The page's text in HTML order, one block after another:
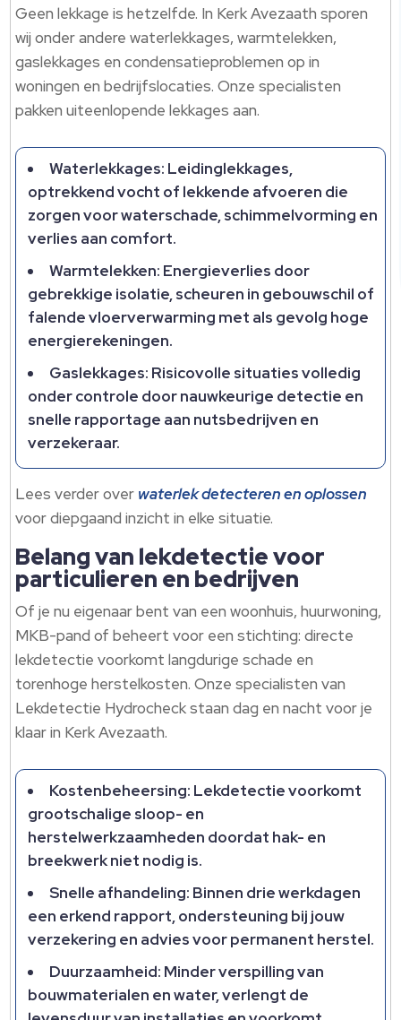
Geen lekkage is hetzelfde.​ In Kerk Avezaath sporen
wij onder andere waterlekkages, warmtelekken,
gaslekkages en condensatieproblemen op in
woningen en bedrijfslocaties.​ Onze specialisten
pakken uiteenlopende lekkages aan.​
Waterlekkages: Leidinglekkages,
optrekkend vocht of lekkende afvoeren die
zorgen voor waterschade, schimmelvorming en
verlies aan comfort.​
Warmtelekken: Energieverlies door
gebrekkige isolatie, scheuren in gebouwschil of
falende vloerverwarming met als gevolg hoge
energierekeningen.​
Gaslekkages: Risicovolle situaties volledig
onder controle door nauwkeurige detectie en
snelle rapportage aan nutsbedrijven en
verzekeraar.​
Lees verder over waterlek detecteren en oplossen
voor diepgaand inzicht in elke situatie.​
Belang van lekdetectie voor
particulieren en bedrijven
Of je nu eigenaar bent van een woonhuis, huurwoning,
MKB-pand of beheert voor een stichting: directe
lekdetectie voorkomt langdurige schade en
torenhoge herstelkosten.​ Onze specialisten van
Lekdetectie Hydrocheck staan dag en nacht voor je
klaar in Kerk Avezaath.​
Kostenbeheersing: Lekdetectie voorkomt
grootschalige sloop- en
herstelwerkzaamheden doordat hak- en
breekwerk niet nodig is.​
Snelle afhandeling: Binnen drie werkdagen
een erkend rapport, ondersteuning bij jouw
verzekering en advies voor permanent herstel.​
Duurzaamheid: Minder verspilling van
bouwmaterialen en water, verlengt de